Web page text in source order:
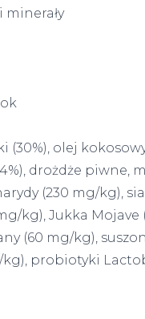
(30%), olej
drożdże piwne,
(230 mg/kg),
kg), Jukka Mojave
(60 mg/kg),
probiotyki